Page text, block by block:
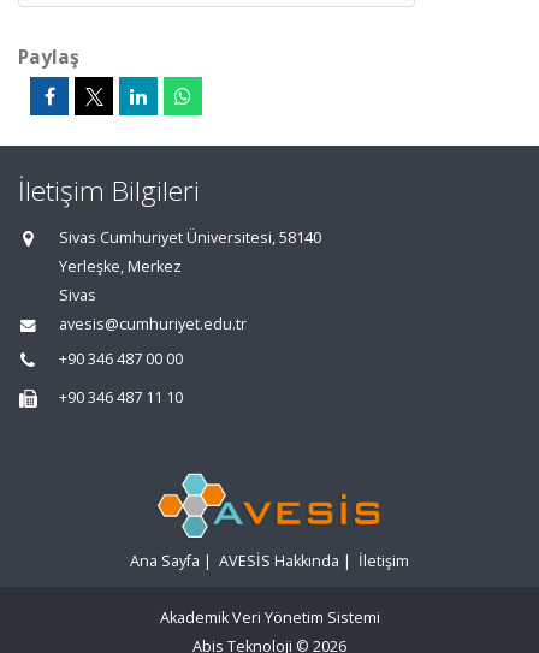
Paylaş
İletişim Bilgileri
Sivas Cumhuriyet Üniversitesi, 58140
Yerleşke, Merkez
Sivas
avesis@cumhuriyet.edu.tr
+90 346 487 00 00
+90 346 487 11 10
Ana Sayfa | AVESİS Hakkında | İletişim
Akademik Veri Yönetim Sistemi
Abis Teknoloji © 2026